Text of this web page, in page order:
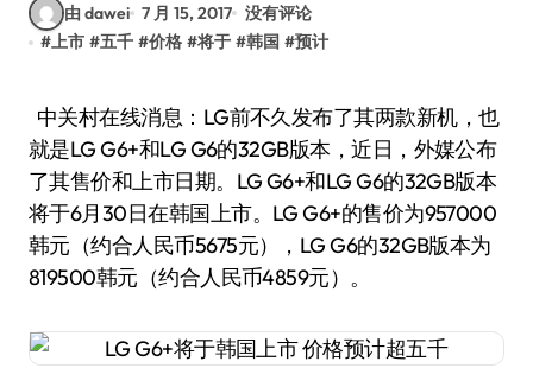
由 dawei 7 月 15, 2017 没有评论
#上市 #五千 #价格 #将于 #韩国 #预计
中关村在线消息：LG前不久发布了其两款新机，也
就是LG G6+和LG G6的32GB版本，近日，外媒公布
了其售价和上市日期。LG G6+和LG G6的32GB版本
将于6月30日在韩国上市。LG G6+的售价为957000
韩元（约合人民币5675元），LG G6的32GB版本为
819500韩元（约合人民币4859元）。